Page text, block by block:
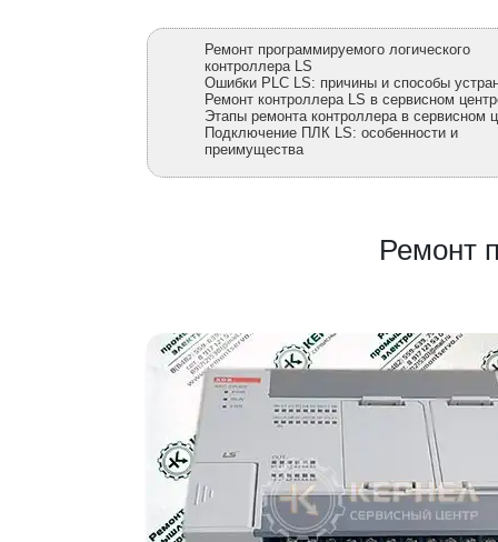
Ремонт программируемого логического
контроллера LS
Ошибки PLC LS: причины и способы
Ремонт контроллера LS в сервисном
Этапы ремонта контроллера в сервисном
Подключение ПЛК LS: особенности и
преимущества
Ремонт